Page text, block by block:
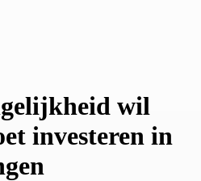
wil
investeren in